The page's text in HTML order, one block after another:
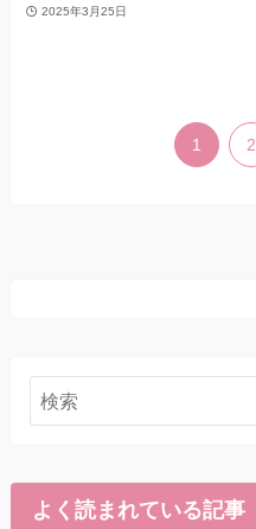
2025年3月25日
1 2
よく読まれている記事